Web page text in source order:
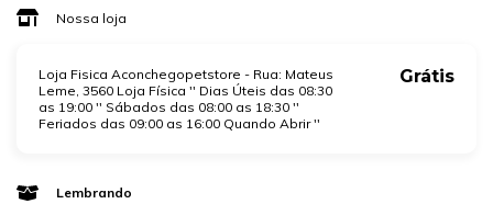
Nossa loja
Loja Fisica Aconchegopetstore - Rua: Mateus
Leme, 3560 Loja Física '' Dias Úteis das 08:30
as 19:00 '' Sábados das 08:00 as 18:30 ''
Feriados das 09:00 as 16:00 Quando Abrir ''
Grátis
Lembrando